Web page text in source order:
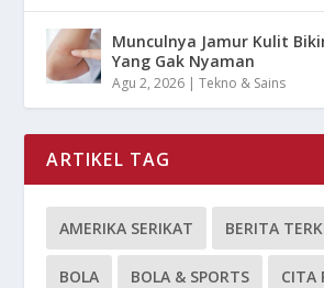
Munculnya Jamur Kulit
Yang Gak Nyaman
Agu 2, 2026 |Tekno & Sains
ARTIKEL TAG
AMERIKA SERIKAT BERITA
BOLA BOLA & SPORTS CITA